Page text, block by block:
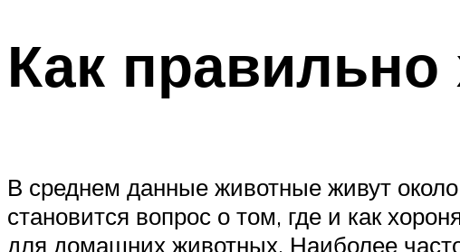
Как правильно
В среднем данные животные живут около
становится вопрос о том, где и как
для домашних животных. Наиболее